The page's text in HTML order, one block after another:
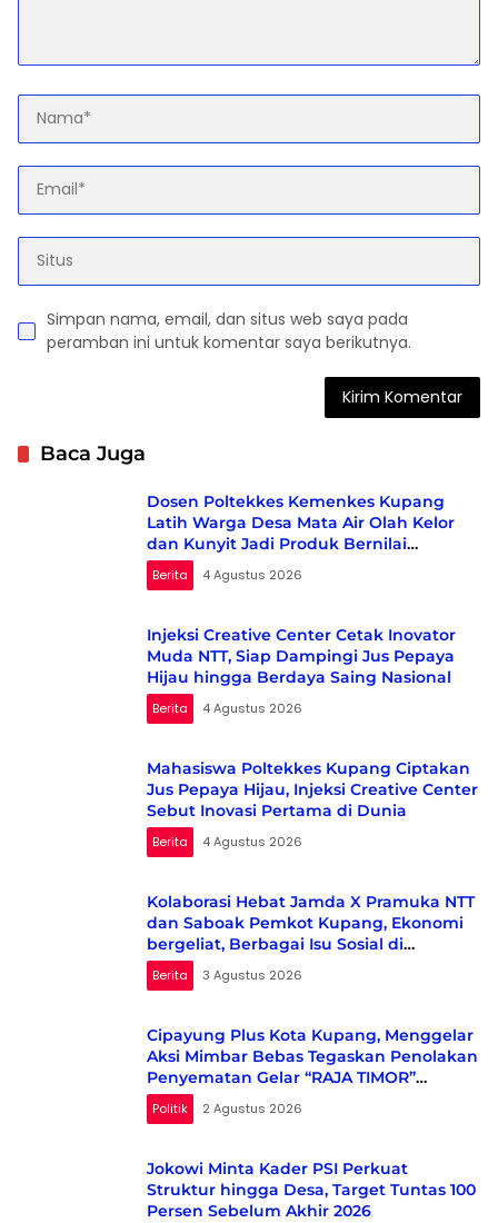
Simpan nama, email, dan situs web saya pada
peramban ini untuk komentar saya berikutnya.
Baca Juga
Dosen Poltekkes Kemenkes Kupang
Latih Warga Desa Mata Air Olah Kelor
dan Kunyit Jadi Produk Bernilai
Ekonomi
Berita 4 Agustus 2026
Injeksi Creative Center Cetak Inovator
Muda NTT, Siap Dampingi Jus Pepaya
Hijau hingga Berdaya Saing Nasional
Berita 4 Agustus 2026
Mahasiswa Poltekkes Kupang Ciptakan
Jus Pepaya Hijau, Injeksi Creative Center
Sebut Inovasi Pertama di Dunia
Berita 4 Agustus 2026
Kolaborasi Hebat Jamda X Pramuka NTT
dan Saboak Pemkot Kupang, Ekonomi
bergeliat, Berbagai Isu Sosial di
Kampanyekan
Berita 3 Agustus 2026
Cipayung Plus Kota Kupang, Menggelar
Aksi Mimbar Bebas Tegaskan Penolakan
Penyematan Gelar “RAJA TIMOR”
Kepada Presiden RI KE-7 H. Ir. JOKO
WIDODO
Politik 2 Agustus 2026
Jokowi Minta Kader PSI Perkuat
Struktur hingga Desa, Target Tuntas 100
Persen Sebelum Akhir 2026